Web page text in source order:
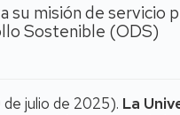
su misión de servicio
Sostenible (ODS)
julio de 2025). La